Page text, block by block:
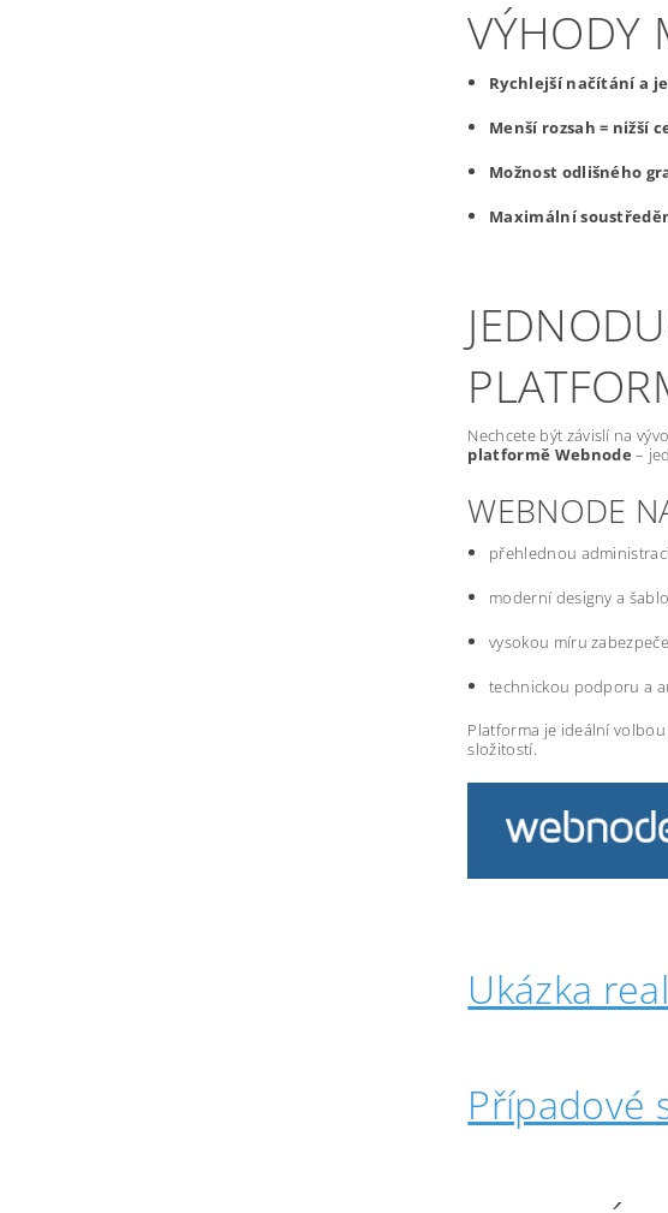
VÝHODY
Rychlejší načítání a
Menší rozsah = nižší
Možnost odlišného
Maximální
Nechcete být závislí na
platformě Webnode –
WEBNODE
přehlednou
moderní designy a
vysokou míru
technickou podporu a
Platforma je ideální
složitostí.
Ukázka
Případové